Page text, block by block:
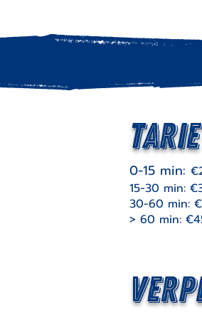
0-15 min:
15-30 min:
30-60 min:
> 60 min: €